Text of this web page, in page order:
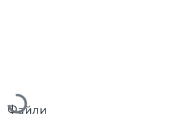
Вантажиться...
Файли